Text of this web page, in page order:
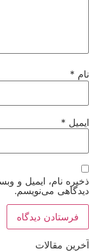
نام *
ایمیل *
ذخیره نام، ایمیل و
دیدگاهی می‌نویسم.
آخرین مقالات